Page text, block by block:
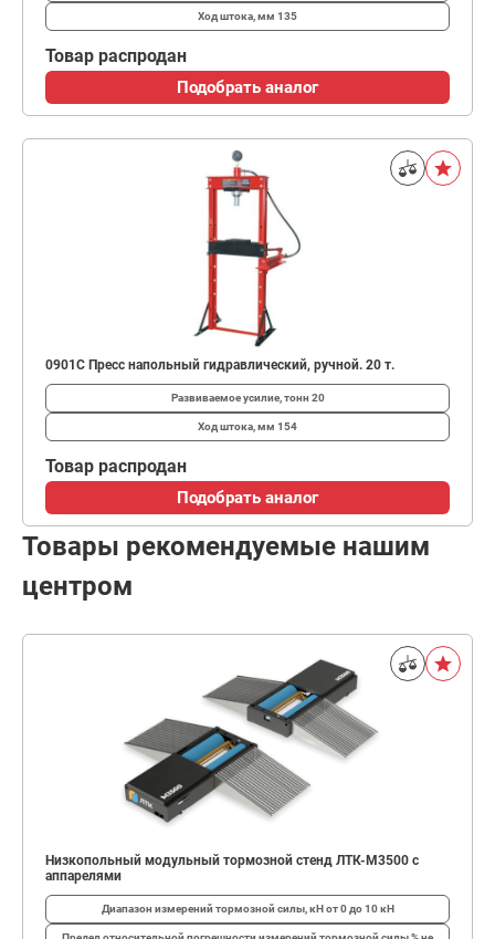
Ход штока, мм 135
Товар распродан
Подобрать аналог
0901C Пресс напольный гидравлический, ручной. 20 т.
Развиваемое усилие, тонн 20
Ход штока, мм 154
Товар распродан
Подобрать аналог
Товары рекомендуемые нашим
центром
Низкопольный модульный тормозной стенд ЛТК-М3500 с
аппарелями
Диапазон измерений тормозной силы, кНот 0 до 10 кН